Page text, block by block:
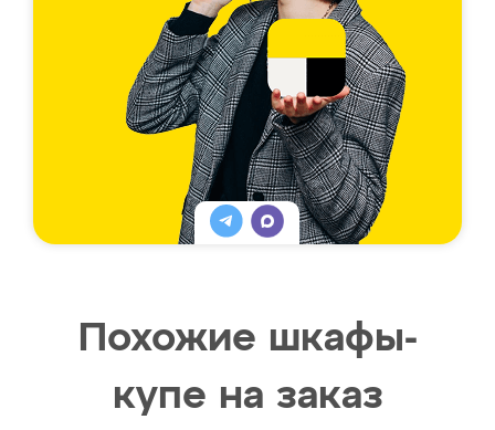
Похожие шкафы-
купе на заказ